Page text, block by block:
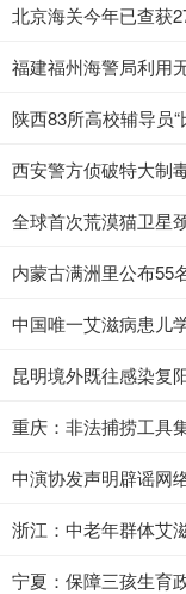
北京海关今年已查获
福建福州海警局利用
陕西83所高校辅导员
西安警方侦破特大制
全球首次荒漠猫卫星
内蒙古满洲里公布55
中国唯一艾滋病患儿
昆明境外既往感染复
重庆：非法捕捞工具
中演协发声明辟谣网
浙江：中老年群体艾
宁夏：保障三孩生育